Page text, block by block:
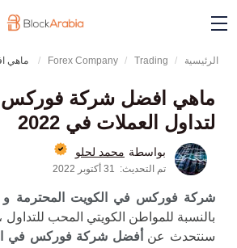
الرئيسية Trading
Forex Company ماهي افضل
ماهي افضل شركة فوركس
لتداول العملات في 2022
بواسطة محمد لحلو
تم التحديث: 31 أكتوبر 2022
شركة فوركس في الكويت المحترمة و
بالنسبة للمواطن الكويتي المحب للتداول
سنتحدث عن
أفضل شركة فوركس في